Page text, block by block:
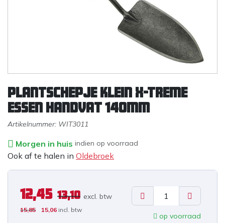
Plantschepje klein X-treme
essen handvat 140mm
Artikelnummer: WIT3011
Morgen in huis indien op voorraad
Ook af te halen in Oldebroek
12,45 13,10 excl. btw
15,85 15,06 incl. btw
op voorraad